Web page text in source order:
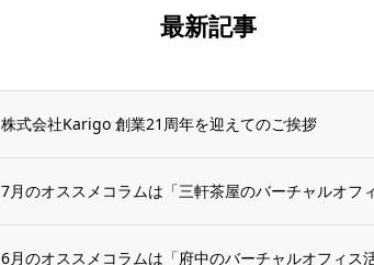
最新記事
株式会社Karigo 創業21周年を迎えてのご挨拶